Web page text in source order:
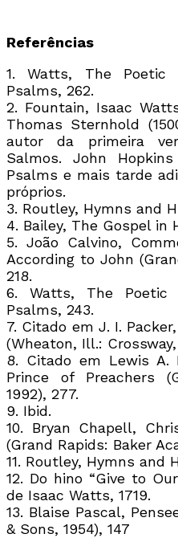
Referências
1. Watts, The Poetic
Psalms, 262.
2. Fountain, Isaac
Thomas Sternhold
autor da primeira
Salmos. John
Psalms e mais tarde
próprios.
3. Routley, Hymns and
4. Bailey, The Gospel in
5. João Calvino,
According to John
218.
6. Watts, The Poetic
Psalms, 243.
7. Citado em J. I.
(Wheaton, Ill.: Crossway,
8. Citado em Lewis A.
Prince of Preachers
1992), 277.
9. Ibid.
10. Bryan Chapell,
(Grand Rapids: Baker
11. Routley, Hymns and
12. Do hino “Give to
de Isaac Watts, 1719.
13. Blaise Pascal,
& Sons, 1954), 147